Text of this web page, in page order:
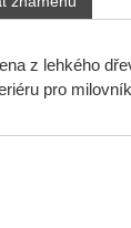
z lehkého
pro